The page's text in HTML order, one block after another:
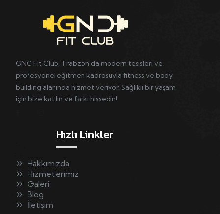
GNC Fit Club, Trabzon'da modern tesisleri ve
profesyonel eğitmen kadrosuyla fitness ve body
building alanında hizmet veriyor. Sağlıklı bir yaşam
için bize katılın ve farkı hissedin!
Hızlı Linkler
Hakkımızda
Hizmetlerimiz
Galeri
Blog
İletişim